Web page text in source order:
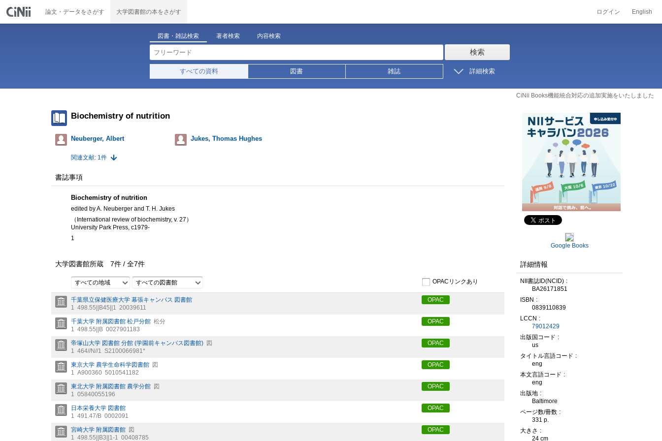
論文・データをさがす 大学図書館の本をさがす ログイン English
図書・雑誌検索 著者検索 内容検索
検索
すべての資料 図書 雑誌 詳細検索
CiNii Books機能統合対応の追加実施をいたしました
Biochemistry of nutrition
Neuberger, Albert Jukes, Thomas Hughes
関連文献: 1件
書誌事項
Biochemistry of nutrition
edited by A. Neuberger and T. H. Jukes
（International review of biochemistry, v. 27）
University Park Press, c1979-
1
大学図書館所蔵 7件 / 全7件
すべての地域 すべての図書館 OPACリンクあり
千葉県立保健医療大学 幕張キャンパス 図書館
1 498.55||B45||1 20039611
OPAC
千葉大学 附属図書館 松戸分館 松分
1 498.55||B 0027901183
OPAC
帝塚山大学 図書館 分館 (学園前キャンパス図書館) 図
1 464//N//1 S2100066981*
OPAC
東京大学 農学生命科学図書館 図
1 A900360 5010541182
OPAC
東北大学 附属図書館 農学分館 図
1 05840055196
OPAC
日本栄養大学 図書館
1 491.47/B 0002091
OPAC
宮崎大学 附属図書館 図
1 498.55||B3||1-1 00408785
OPAC
Google Books
詳細情報
NII書誌ID(NCID)
BA26171851
ISBN
0839110839
LCCN
79012429
出版国コード
us
タイトル言語コード
eng
本文言語コード
eng
出版地
Baltimore
ページ数/冊数
331 p.
大きさ
24 cm